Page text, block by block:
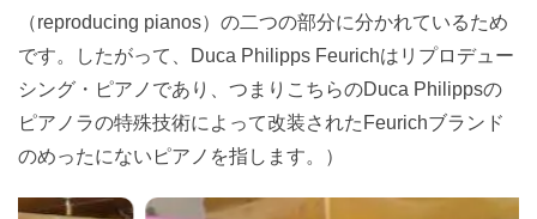
（reproducing pianos）の二つの部分に分かれているため
です。したがって、Duca Philipps Feurichはリプロデュー
シング・ピアノであり、つまりこちらのDuca Philippsの
ピアノラの特殊技術によって改装されたFeurichブランド
のめったにないピアノを指します。）